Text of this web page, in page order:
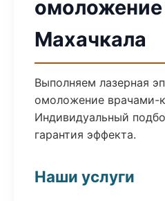
омоложение
Махачкала
Выполняем лазерная
омоложение врачами-
Индивидуальный
гарантия эффекта.
Наши услуги